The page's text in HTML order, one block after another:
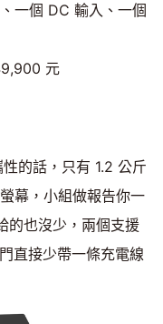
一個 DC 輸入、一個
元
的話，只有 1.2 公斤
幕，小組做報告你一
的也沒少，兩個支援
直接少帶一條充電線